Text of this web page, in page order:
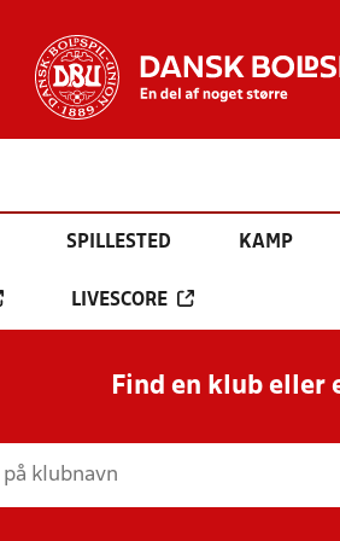
SPILLESTED KAMP
LIVESCORE
Find en klub eller